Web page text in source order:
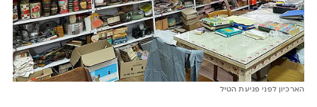
הארכיון לפני פגיעת הטיל